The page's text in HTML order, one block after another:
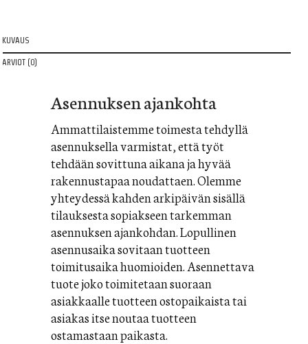
KUVAUS
ARVIOT (0)
Asennuksen ajankohta
Ammattilaistemme toimesta tehdyllä
asennuksella varmistat, että työt
tehdään sovittuna aikana ja hyvää
rakennustapaa noudattaen. Olemme
yhteydessä kahden arkipäivän sisällä
tilauksesta sopiakseen tarkemman
asennuksen ajankohdan. Lopullinen
asennusaika sovitaan tuotteen
toimitusaika huomioiden. Asennettava
tuote joko toimitetaan suoraan
asiakkaalle tuotteen ostopaikaista tai
asiakas itse noutaa tuotteen
ostamastaan paikasta.